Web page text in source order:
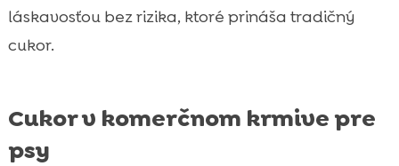
láskavosťou bez rizika, ktoré prináša tradičný
cukor.
Cukor v komerčnom krmive pre
psy